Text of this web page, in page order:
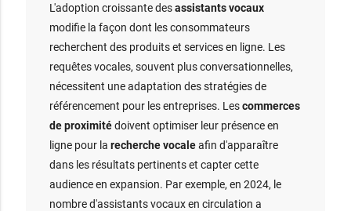
L'adoption croissante desassistants vocaux
modifie la façon dont les consommateurs
recherchent des produits et services en ligne. Les
requêtes vocales, souvent plus conversationnelles,
nécessitent une adaptation des stratégies de
référencement pour les entreprises. Lescommerces
de proximitédoivent optimiser leur présence en
ligne pour larecherche vocaleafin d'apparaître
dans les résultats pertinents et capter cette
audience en expansion. Par exemple, en 2024, le
nombre d'assistants vocaux en circulation a